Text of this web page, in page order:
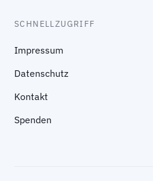
SCHNELLZUGRIFF
Impressum
Datenschutz
Kontakt
Spenden